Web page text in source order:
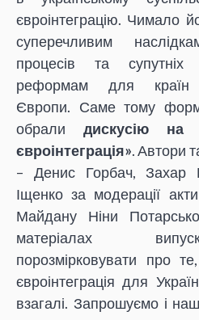
євроінтеграцію. Чимало
суперечливим
процесів та супутніх
реформам для країн
Європи. Саме тому
обрали дискусію на
євроінтеграція». Автори
– Денис Горбач, Захар
Іщенко за модерації
Майдану Ніни
матеріалах
порозмірковувати про
євроінтеграція для
взагалі. Запрошуємо і